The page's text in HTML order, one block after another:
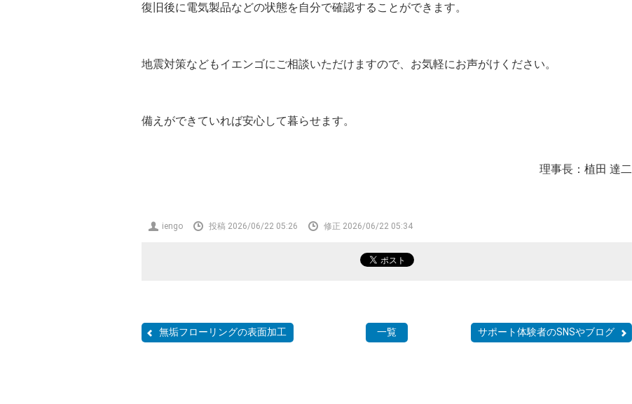
復旧後に電気製品などの状態を自分で確認することができます。
地震対策などもイエンゴにご相談いただけますので、お気軽にお声がけください。
備えができていれば安心して暮らせます。
理事長：植田 達二
iengo 投稿 2026/06/22 05:26 修正 2026/06/22 05:34
無垢フローリングの表面加工 サポート体験者のSNSやブログ
一覧